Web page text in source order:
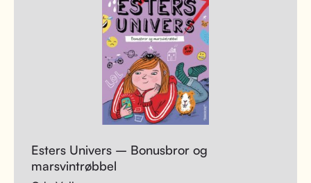
Esters Univers – Bonusbror og
marsvintrøbbel